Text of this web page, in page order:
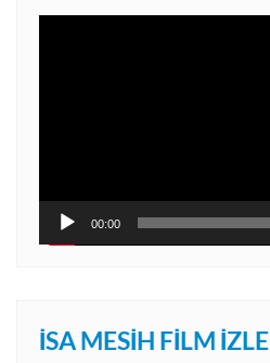
00:00
İSA MESIH FILM İZLE